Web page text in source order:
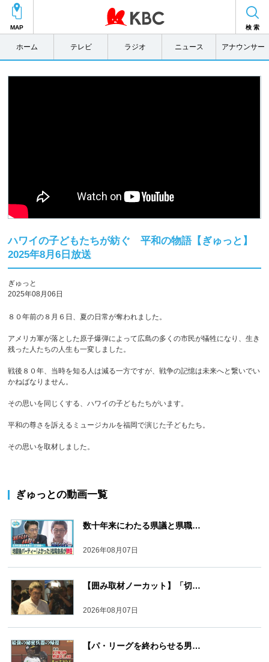
MAP 検 索
ホーム テレビ ラジオ ニュース アナウンサー
ハワイの子どもたちが紡ぐ 平和の物語【ぎゅっと】
2025年8月6日放送
ぎゅっと
2025年08月06日
８０年前の８月６日、夏の日常が奪われました。
アメリカ軍が落とした原子爆弾によって広島の多くの市民が犠牲になり、生き
残った人たちの人生も一変しました。
戦後８０年、当時を知る人は減る一方ですが、戦争の記憶は未来へと繋いでい
かねばなりません。
その思いを同じくする、ハワイの子どもたちがいます。
平和の尊さを訴えるミュージカルを福岡で演じた子どもたち。
その思いを取材しました。
ぎゅっとの動画一覧
数十年来にわたる県議と県職…
2026年08月07日
【囲み取材ノーカット】「切…
2026年08月07日
【パ・リーグを終わらせる男…